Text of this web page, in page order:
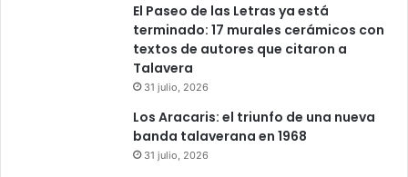
El Paseo de las Letras ya está
terminado: 17 murales cerámicos con
textos de autores que citaron a
Talavera
31 julio, 2026
Los Aracaris: el triunfo de una nueva
banda talaverana en 1968
31 julio, 2026